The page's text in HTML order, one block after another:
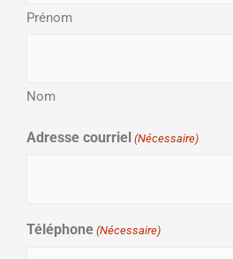
Prénom
Nom
Adresse courriel (Nécessaire)
Téléphone (Nécessaire)
AAAA